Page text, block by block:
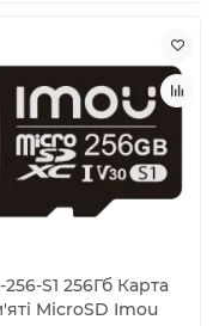
256-S1 256Гб Карта
MicroSD Imou